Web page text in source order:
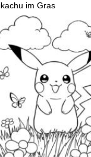
im Gras